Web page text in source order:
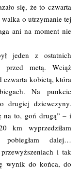
się, że to czwarta
o utrzymanie tej
ani na moment nie
jeden z ostatnich
przed metą. Wciąż
czwarta kobietą, która
Na punkcie
drugiej dziewczyny.
na to, goń drugą” – i
km wyprzedziłam
pobiegłam dalej…
i tak
wynik do końca, do